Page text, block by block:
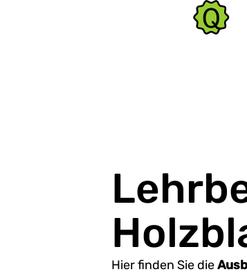
Hier finden Sie die